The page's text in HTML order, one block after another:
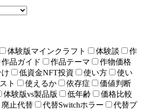
体験版マインクラフト 体験談
作
作品ガイド 作品テーマ
作物価格
低資金NFT投資 使い方
使い
ト 使えるか 依存症
価値判断
体験版vs製品版 低年齢
価格比較
止代替 代替Switchホラー
代替プ